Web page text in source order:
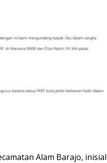
Alam Barajo,